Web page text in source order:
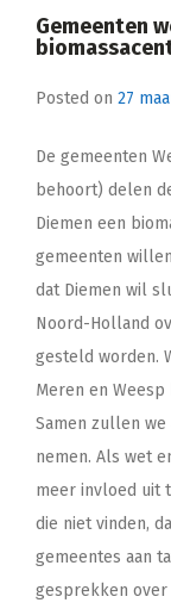
Gemeenten
Posted on 27
De gemeenten
behoort) delen
Diemen een
gemeenten
dat Diemen wil
Noord-Holland
gesteld worden.
Meren en
Samen zullen
nemen. Als wet
meer invloed uit
die niet vinden,
gemeentes aan
gesprekken over